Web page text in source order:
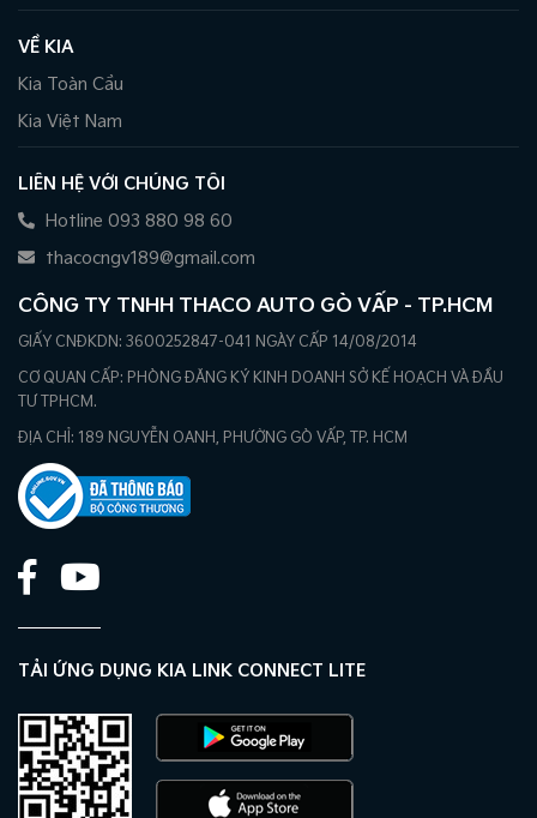
VỀ KIA
Kia Toàn Cầu
Kia Việt Nam
LIÊN HỆ VỚI CHÚNG TÔI
Hotline 093 880 98 60
thacocngv189@gmail.com
CÔNG TY TNHH THACO AUTO GÒ VẤP - TP.HCM
GIẤY CNĐKDN: 3600252847-041 NGÀY CẤP 14/08/2014
CƠ QUAN CẤP: PHÒNG ĐĂNG KÝ KINH DOANH SỞ KẾ HOẠCH VÀ ĐẦU
TƯ TPHCM.
ĐỊA CHỈ: 189 NGUYỄN OANH, PHƯỜNG GÒ VẤP, TP. HCM
TẢI ỨNG DỤNG KIA LINK CONNECT LITE